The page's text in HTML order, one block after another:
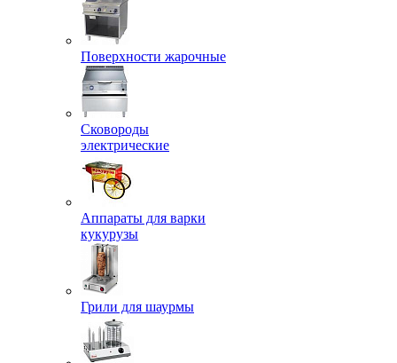
Поверхности жарочные
Сковороды
электрические
Аппараты для варки
кукурузы
Грили для шаурмы